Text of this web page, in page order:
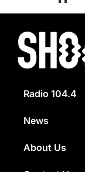
Radio 104.4
News
About Us